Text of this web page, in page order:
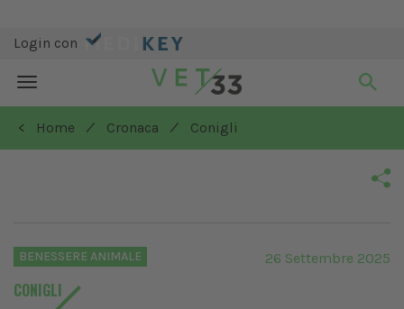
Login con
Toggle
navigation
< Home
/ Cronaca / Conigli
BENESSERE ANIMALE
CONIGLI
26 Settembre 2025